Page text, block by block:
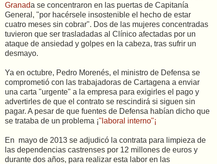
Granada se concentraron en las puertas de Capitanía
General, "por hacérsele insostenible el hecho de estar
cuatro meses sin cobrar". Dos de las mujeres concentradas
tuvieron que ser trasladadas al Clínico afectadas por un
ataque de ansiedad y golpes en la cabeza, tras sufrir un
desmayo.
Ya en octubre, Pedro Morenés, el ministro de Defensa se
comprometió con las trabajadoras de Cartagena a enviar
una carta "urgente" a la empresa para exigirles el pago y
advertirles de que el contrato se rescindirá si siguen sin
pagar. A pesar de que fuentes de Defensa habían dicho que
se trataba de un problema ¡"laboral interno"¡
En mayo de 2013 se adjudicó la contrata para limpieza de
las dependencias castrenses por 12 millones de euros y
durante dos años, para realizar esta labor en las